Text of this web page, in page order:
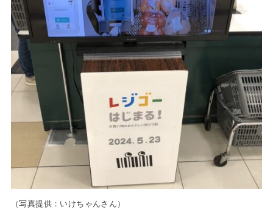
（写真提供：いけちゃんさん）